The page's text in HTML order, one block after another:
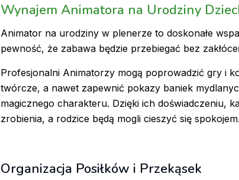
Wynajem Animatora na Urodziny
Animator na urodziny w plenerze to doskonałe
pewność, że zabawa będzie przebiegać bez
Profesjonalni Animatorzy mogą poprowadzić gry i
twórcze, a nawet zapewnić pokazy baniek
magicznego charakteru. Dzięki ich doświadczeniu,
zrobienia, a rodzice będą mogli cieszyć się spokojem.
Organizacja Posiłków i Przekąsek